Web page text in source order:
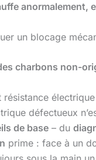
anormalement,
un blocage
charbons non-
résistance
défectueux
de base – du
prime : face à un